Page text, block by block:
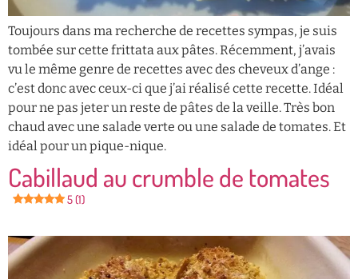
Toujours dans ma recherche de recettes sympas, je suis
tombée sur cette frittata aux pâtes. Récemment, j’avais
vu le même genre de recettes avec des cheveux d’ange :
c’est donc avec ceux-ci que j’ai réalisé cette recette. Idéal
pour ne pas jeter un reste de pâtes de la veille. Très bon
chaud avec une salade verte ou une salade de tomates. Et
idéal pour un pique-nique.
Cabillaud au crumble de tomates
5 (1)